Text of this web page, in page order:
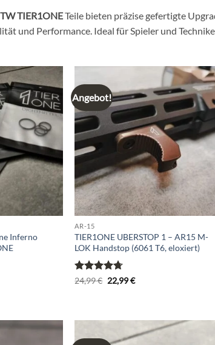
TIER1ONETeile bieten präzise gefertigte
und Performance. Ideal für Spieler und
Add to
wishlist
Inferno
Angebot!
Add to
wishlist
AR-15
TIER1ONE UBERSTOP 1 – AR15 M-
LOK Handstop (6061 T6, eloxiert)
Bewertet
24,99€ Ursprünglicher
Preis
22,99€Aktueller